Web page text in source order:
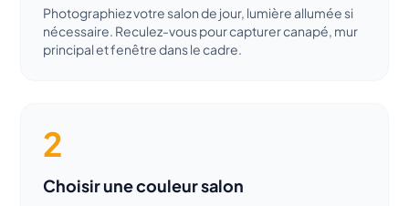
Photographiez votre salon de jour, lumière allumée si
nécessaire. Reculez-vous pour capturer canapé, mur
principal et fenêtre dans le cadre.
2
Choisir une couleur salon